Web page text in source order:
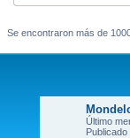
Se encontraron más de
Último
Publicado